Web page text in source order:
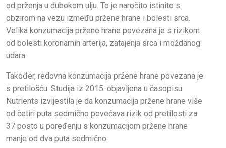
od prženja u dubokom ulju. To je naročito istinito s
obzirom na vezu između pržene hrane i bolesti srca.
Velika konzumacija pržene hrane povezana je s rizikom
od bolesti koronarnih arterija, zatajenja srca i moždanog
udara.
Također, redovna konzumacija pržene hrane povezana je
s pretilošću. Studija iz 2015. objavljena u časopisu
Nutrients izvijestila je da konzumacija pržene hrane više
od četiri puta sedmično povećava rizik od pretilosti za
37 posto u poređenju s konzumacijom pržene hrane
manje od dva puta sedmično.